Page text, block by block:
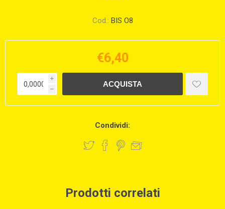
Cod.: BIS O8
€6,40
i
h
Condividi:
Prodotti correlati